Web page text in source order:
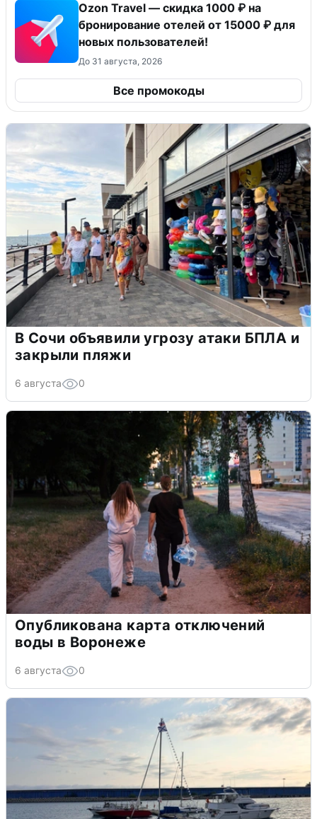
Ozon Travel — скидка 1000 ₽ на
бронирование отелей от 15000 ₽ для
новых пользователей!
До 31 августа, 2026
Все промокоды
В Сочи объявили угрозу атаки БПЛА и
закрыли пляжи
6 августа 0
Опубликована карта отключений
воды в Воронеже
6 августа 0